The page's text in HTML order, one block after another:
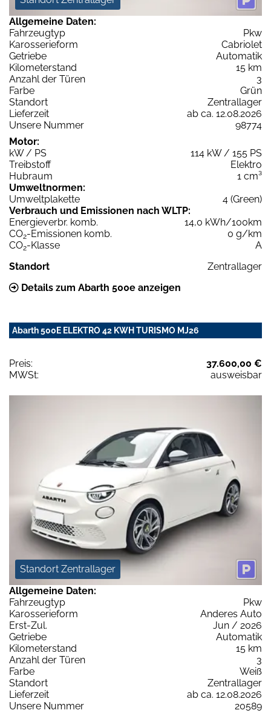
Allgemeine Daten:
Fahrzeugtyp
Pkw
Karosserieform
Cabriolet
Getriebe
Automatik
Kilometerstand
15 km
Anzahl der Türen
3
Farbe
Grün
Standort
Zentrallager
Lieferzeit
ab ca. 12.08.2026
Unsere Nummer
98774
Motor:
kW / PS
114 kW / 155 PS
Treibstoff
Elektro
Hubraum
1 cm³
Umweltnormen:
Umweltplakette
4 (Green)
Verbrauch und Emissionen nach WLTP:
Energieverbr. komb.
14,0 kWh/100km
CO2-Emissionen komb.
0 g/km
CO2-Klasse
A
Standort
Zentrallager
Details zum Abarth 500e anzeigen
Abarth 500E ELEKTRO 42 KWH TURISMO MJ26
Preis:
37.600,00 €
MWSt:
ausweisbar
Standort Zentrallager
Allgemeine Daten:
Fahrzeugtyp
Pkw
Karosserieform
Anderes Auto
Erst-Zul.
Jun / 2026
Getriebe
Automatik
Kilometerstand
15 km
Anzahl der Türen
3
Farbe
Weiß
Standort
Zentrallager
Lieferzeit
ab ca. 12.08.2026
Unsere Nummer
20589